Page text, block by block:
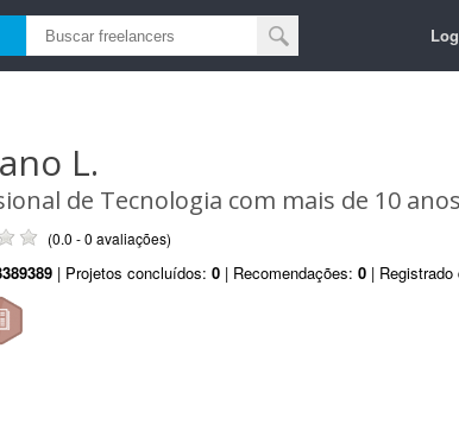
L.
de Tecnologia com mais de 10
(0.0 - 0 avaliações)
| Projetos concluídos: 0 | Recomendações: 0 | Registrado